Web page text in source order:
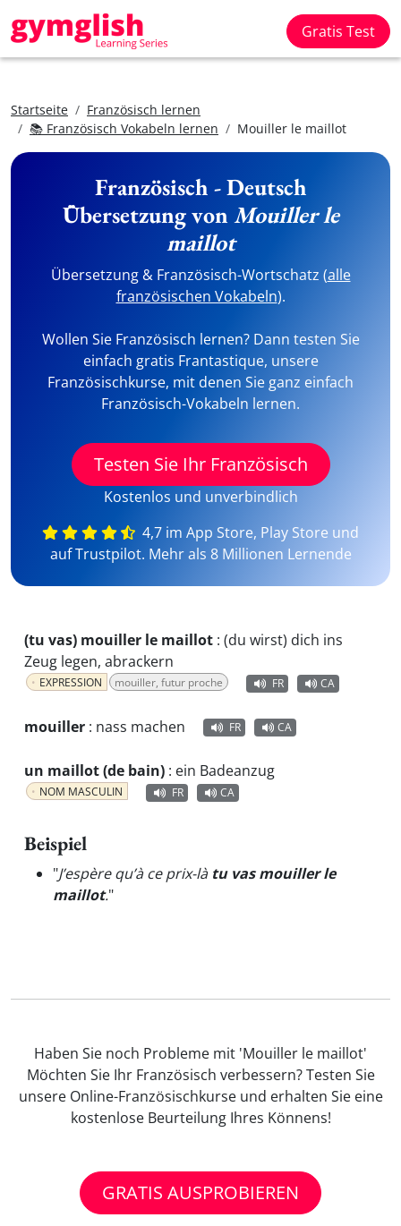
Gratis Test
Startseite
Französisch lernen
📚 Französisch Vokabeln lernen
Mouiller le maillot
Französisch - Deutsch
Übersetzung vonMouiller le
maillot
Übersetzung & Französisch-Wortschatz (alle
französischen Vokabeln).
Wollen Sie Französisch lernen? Dann testen Sie
einfach gratis Frantastique, unsere
Französischkurse, mit denen Sie ganz einfach
Französisch-Vokabeln lernen.
Testen Sie Ihr Französisch
Kostenlos und unverbindlich
4,7 im App Store, Play Store und
auf Trustpilot. Mehr als 8 Millionen Lernende
(tu vas) mouiller le maillot : (du wirst) dich ins
Zeug legen, abrackern
EXPRESSION mouiller, futur proche FR CA
mouiller : nass machen FR CA
un maillot (de bain) : ein Badeanzug
NOM MASCULIN FR CA
Beispiel
"J’espère qu’à ce prix-là tu vas mouiller le
maillot."
Haben Sie noch Probleme mit 'Mouiller le maillot'
Möchten Sie Ihr Französisch verbessern? Testen Sie
unsere Online-Französischkurse und erhalten Sie eine
kostenlose Beurteilung Ihres Könnens!
GRATIS AUSPROBIEREN